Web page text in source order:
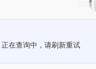
正在查询中，请刷新重试